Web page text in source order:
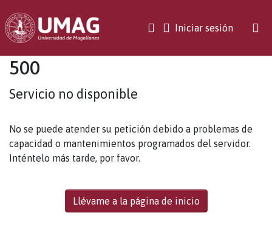
Iniciar sesión(current)
500
Servicio no disponible
No se puede atender su petición debido a problemas de
capacidad o mantenimientos programados del servidor.
Inténtelo más tarde, por favor.
Llévame a la página de inicio